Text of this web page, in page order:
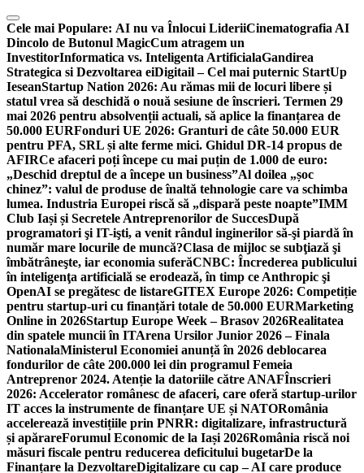
Skip
to
content
Cele mai Populare: AI nu va Înlocui LideriiCinematografia AI
Dincolo de Butonul MagicCum atragem un
InvestitorInformatica vs. Inteligenta ArtificialaGandirea
Strategica si Dezvoltarea eiDigitail – Cel mai puternic StartUp
IeseanStartup Nation 2026: Au rămas mii de locuri libere și
statul vrea să deschidă o nouă sesiune de înscrieri. Termen 29
mai 2026 pentru absolvenții actuali, să aplice la finanțarea de
50.000 EURFonduri UE 2026: Granturi de câte 50.000 EUR
pentru PFA, SRL și alte ferme mici. Ghidul DR-14 propus de
AFIRCe afaceri poți începe cu mai puțin de 1.000 de euro:
„Deschid dreptul de a începe un business”Al doilea „șoc
chinez”: valul de produse de înaltă tehnologie care va schimba
lumea. Industria Europei riscă să „dispară peste noapte”IMM
Club Iași și Secretele Antreprenorilor de SuccesDupă
programatori şi IT-işti, a venit rândul inginerilor să-şi piardă în
număr mare locurile de muncă?Clasa de mijloc se subţiază şi
îmbătrâneşte, iar economia suferăCNBC: Încrederea publicului
în inteligenţa artificială se erodează, în timp ce Anthropic şi
OpenAI se pregătesc de listareGITEX Europe 2026: Competiție
pentru startup-uri cu finanțări totale de 50.000 EURMarketing
Online in 2026Startup Europe Week – Brasov 2026Realitatea
din spatele muncii în ITArena Ursilor Junior 2026 – Finala
NationalaMinisterul Economiei anunță în 2026 deblocarea
fondurilor de câte 200.000 lei din programul Femeia
Antreprenor 2024. Atenție la datoriile către ANAFÎnscrieri
2026: Accelerator românesc de afaceri, care oferă startup-urilor
IT acces la instrumente de finanțare UE și NATORomânia
accelerează investițiile prin PNRR: digitalizare, infrastructură
și apărareForumul Economic de la Iași 2026România riscă noi
măsuri fiscale pentru reducerea deficitului bugetarDe la
Finanțare la DezvoltareDigitalizare cu cap – AI care produce